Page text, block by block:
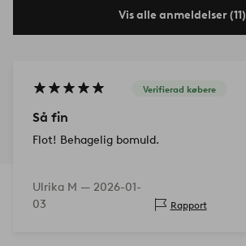
Vis alle anmeldelser (11)
Verifierad købere
Så fin
Flot! Behagelig bomuld.
Ulrika M — 2026-01-
03
Rapport